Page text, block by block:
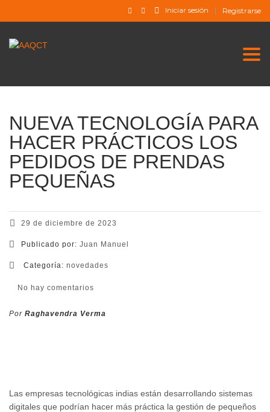
Iniciar sesión Registrarse
NUEVA TECNOLOGÍA PARA
HACER PRÁCTICOS LOS
PEDIDOS DE PRENDAS
PEQUEÑAS
29 de diciembre de 2023
Publicado por: Juan Manuel
Categoría: novedades
No hay comentarios
Por Raghavendra Verma
Las empresas tecnológicas indias están desarrollando sistemas
digitales que podrían hacer más práctica la gestión de pequeños